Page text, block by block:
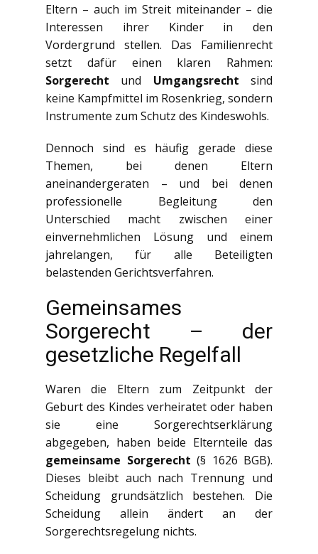
Eltern – auch im Streit miteinander – die
Interessen ihrer Kinder in den
Vordergrund stellen. Das Familienrecht
setzt dafür einen klaren Rahmen:
Sorgerecht und Umgangsrecht sind
keine Kampfmittel im Rosenkrieg, sondern
Instrumente zum Schutz des Kindeswohls.
Dennoch sind es häufig gerade diese
Themen, bei denen Eltern
aneinandergeraten – und bei denen
professionelle Begleitung den
Unterschied macht zwischen einer
einvernehmlichen Lösung und einem
jahrelangen, für alle Beteiligten
belastenden Gerichtsverfahren.
Gemeinsames
Sorgerecht – der
gesetzliche Regelfall
Waren die Eltern zum Zeitpunkt der
Geburt des Kindes verheiratet oder haben
sie eine Sorgerechtserklärung
abgegeben, haben beide Elternteile das
gemeinsame Sorgerecht (§ 1626 BGB).
Dieses bleibt auch nach Trennung und
Scheidung grundsätzlich bestehen. Die
Scheidung allein ändert an der
Sorgerechtsregelung nichts.